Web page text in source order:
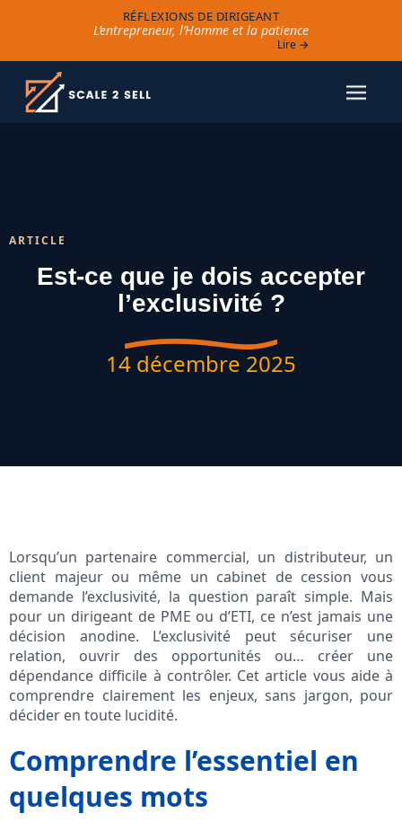
RÉFLEXIONS DE DIRIGEANT
L’entrepreneur, l’Homme et la patience
Lire →
ARTICLE
Est-ce que je dois accepter
l’exclusivité ?
14 décembre 2025
Lorsqu’un partenaire commercial, un distributeur, un
client majeur ou même un cabinet de cession vous
demande l’exclusivité, la question paraît simple. Mais
pour un dirigeant de PME ou d’ETI, ce n’est jamais une
décision anodine. L’exclusivité peut sécuriser une
relation, ouvrir des opportunités ou… créer une
dépendance difficile à contrôler. Cet article vous aide à
comprendre clairement les enjeux, sans jargon, pour
décider en toute lucidité.
Comprendre l’essentiel en
quelques mots